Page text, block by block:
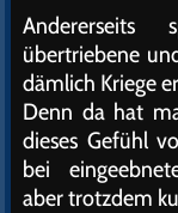
Andererseits
übertriebene
dämlich Kriege
Denn da hat
dieses Gefühl
bei
aber trotzdem